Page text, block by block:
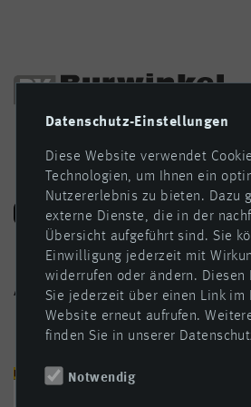
Folgen Sie uns!
Aktueller
Polymerpreisindex
Datenschutz-Einstellungen
Diese Website verwendet
Technologien, um Ihnen ein
Nutzererlebnis zu bieten. Dazu
externe Dienste, die in der
Übersicht aufgeführt sind. Sie
Einwilligung jederzeit mit
widerrufen oder ändern. Diesen
Sie jederzeit über einen Link im
Website erneut aufrufen.
finden Sie in unserer
Notwendig